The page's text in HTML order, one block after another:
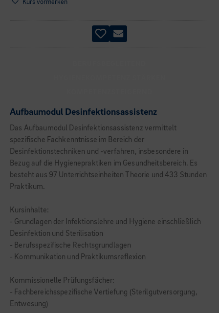
Kurs vormerken
Aufbaumodul Desinfektionsassistenz
Das Aufbaumodul Desinfektionsassistenz vermittelt
spezifische Fachkenntnisse im Bereich der
Desinfektionstechniken und -verfahren, insbesondere in
Bezug auf die Hygienepraktiken im Gesundheitsbereich. Es
besteht aus 97 Unterrichtseinheiten Theorie und 433 Stunden
Praktikum.
Kursinhalte:
- Grundlagen der Infektionslehre und Hygiene einschließlich
Desinfektion und Sterilisation
- Berufsspezifische Rechtsgrundlagen
- Kommunikation und Praktikumsreflexion
Kommissionelle Prüfungsfächer:
- Fachbereichsspezifische Vertiefung (Sterilgutversorgung,
Entwesung)